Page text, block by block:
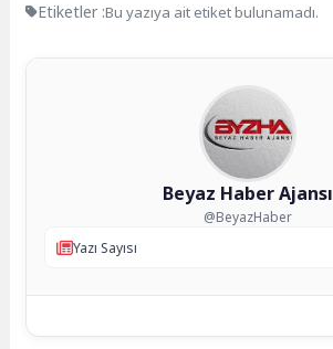
Etiketler :Bu yazıya ait etiket bulunamadı.
Beyaz Haber Ajansı
@BeyazHaber
Yazı Sayısı